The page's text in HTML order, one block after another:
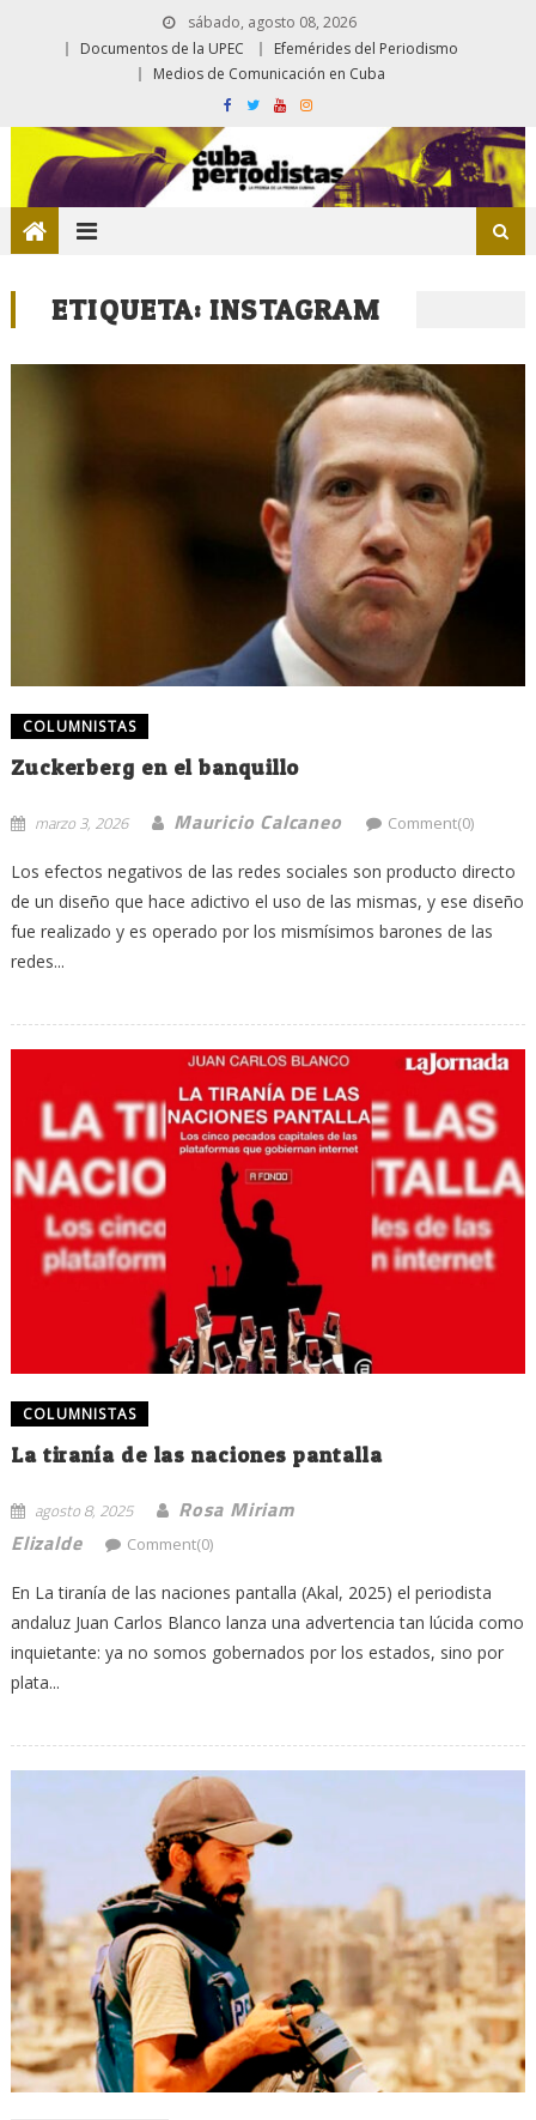
sábado, agosto 08, 2026
Documentos de la UPEC
Efemérides del Periodismo
Medios de Comunicación en Cuba
ETIQUETA: INSTAGRAM
COLUMNISTAS
Zuckerberg en el banquillo
marzo 3, 2026 Mauricio Calcaneo Comment(0)
Los efectos negativos de las redes sociales son producto directo
de un diseño que hace adictivo el uso de las mismas, y ese diseño
fue realizado y es operado por los mismísimos barones de las
redes...
COLUMNISTAS
La tiranía de las naciones pantalla
agosto 8, 2025
Rosa Miriam
Elizalde
Comment(0)
En La tiranía de las naciones pantalla (Akal, 2025) el periodista
andaluz Juan Carlos Blanco lanza una advertencia tan lúcida como
inquietante: ya no somos gobernados por los estados, sino por
plata...